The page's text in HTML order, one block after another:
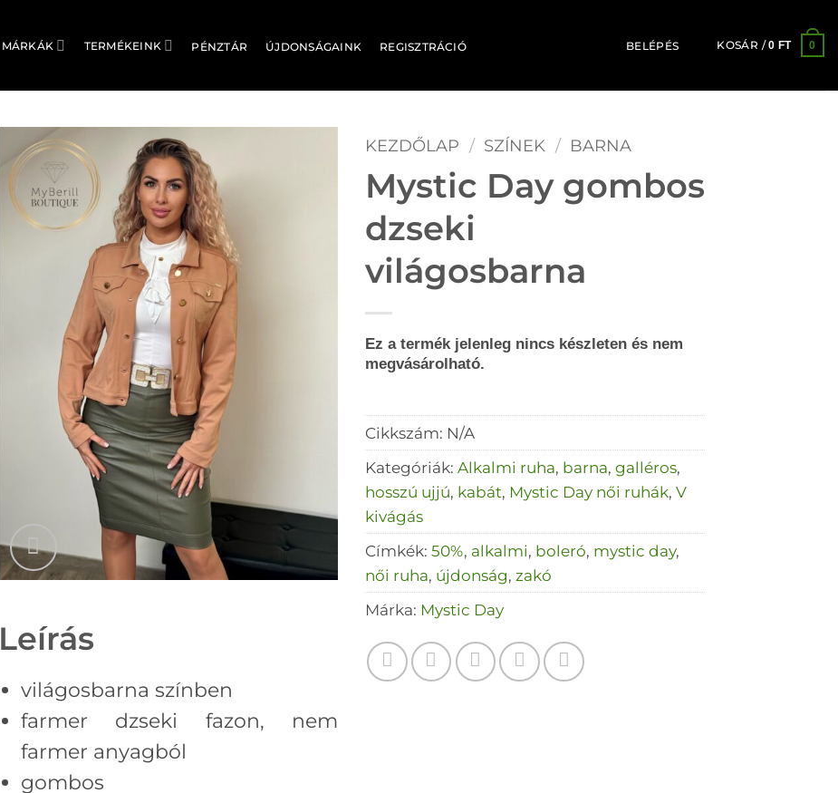
MÁRKÁK TERMÉKEINK PÉNZTÁR ÚJDONSÁGAINK REGISZTRÁCIÓ BELÉPÉS KOSÁR /0 FT 0
Leírás
világosbarna színben
farmer dzseki fazon, nem
farmer anyagból
gombos
KEZDŐLAP / SZÍNEK / BARNA
Mystic Day gombos
dzseki
világosbarna
Ez a termék jelenleg nincs készleten és nem
megvásárolható.
Cikkszám: N/A
Kategóriák: Alkalmi ruha, barna, galléros,
hosszú ujjú, kabát, Mystic Day női ruhák, V
kivágás
Címkék: 50%, alkalmi, boleró, mystic day,
női ruha, újdonság, zakó
Márka: Mystic Day